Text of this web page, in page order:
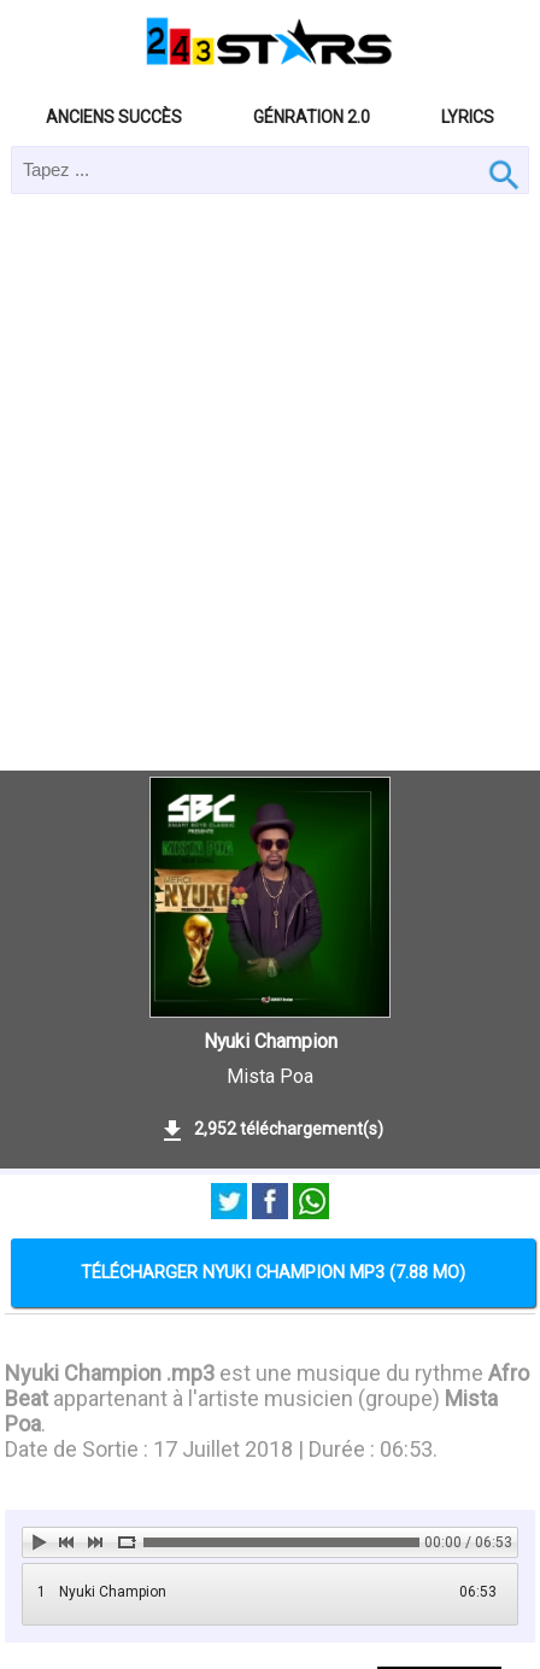
ANCIENS SUCCÈS GÉNRATION 2.0 LYRICS
Nyuki Champion
Mista Poa
2,952 téléchargement(s)
TÉLÉCHARGER NYUKI CHAMPION MP3 (7.88 MO)
Nyuki Champion .mp3 est une musique du rythmeAfro
Beat appartenant à l'artiste musicien (groupe) Mista
Poa.
Date de Sortie : 17 Juillet 2018 | Durée : 06:53.
00:00 / 06:53
1 06:53
Nyuki Champion